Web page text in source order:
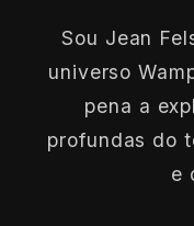
Sou Jean
universo
pena a
profundas do
e